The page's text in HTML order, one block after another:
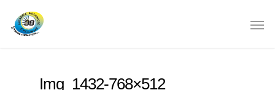
Img_1432-768×512